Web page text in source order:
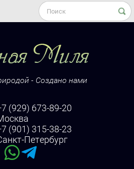
- Создано нами
(929) 673-89-20
(901) 315-38-23
Петербург